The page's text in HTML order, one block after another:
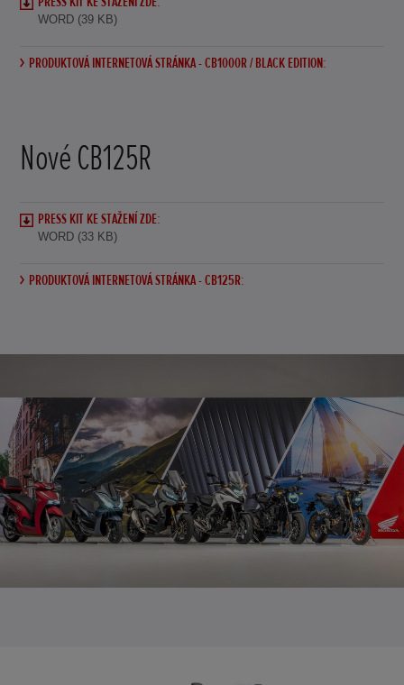
WORD (39 KB)
PRODUKTOVÁ INTERNETOVÁ STRÁNKA - CB1000R / BLACK EDITION:
Nové CB125R
PRESS KIT KE STAŽENÍ ZDE:
WORD (33 KB)
PRODUKTOVÁ INTERNETOVÁ STRÁNKA - CB125R: